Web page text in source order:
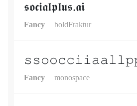
𝖘𝖔𝖈𝖎𝖆𝖑𝖕𝖑𝖚𝖘.𝖆𝖎
Fancy boldFraktur
Fancy monospace